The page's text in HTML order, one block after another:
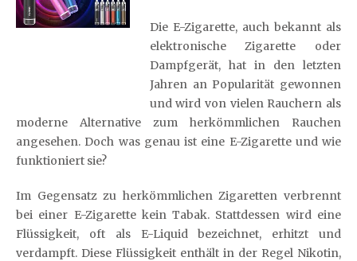
Die E-Zigarette, auch bekannt als
elektronische Zigarette oder
Dampfgerät, hat in den letzten
Jahren an Popularität gewonnen
und wird von vielen Rauchern als
moderne Alternative zum herkömmlichen Rauchen
angesehen. Doch was genau ist eine E-Zigarette und wie
funktioniert sie?
Im Gegensatz zu herkömmlichen Zigaretten verbrennt
bei einer E-Zigarette kein Tabak. Stattdessen wird eine
Flüssigkeit, oft als E-Liquid bezeichnet, erhitzt und
verdampft. Diese Flüssigkeit enthält in der Regel Nikotin,